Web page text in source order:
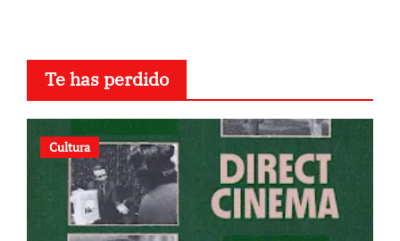
Te has perdido
Cultura